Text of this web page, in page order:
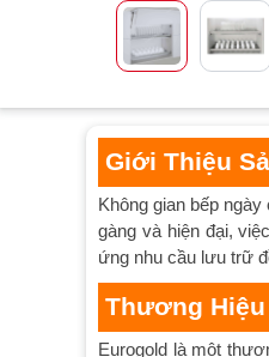
Giới Thiệu
Không gian bếp
gàng và hiện đại,
ứng nhu cầu lưu trữ
Thương
Eurogold là một